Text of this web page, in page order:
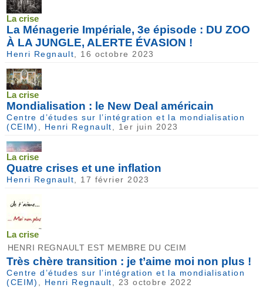
La crise
La Ménagerie Impériale, 3e épisode : DU ZOO
À LA JUNGLE, ALERTE ÉVASION !
Henri Regnault , 16 octobre 2023
La crise
Mondialisation : le New Deal américain
Centre d’études sur l’intégration et la mondialisation
(CEIM)
Henri Regnault , 1er juin 2023
La crise
Quatre crises et une inflation
Henri Regnault , 17 février 2023
La crise
HENRI REGNAULT EST MEMBRE DU CEIM
Très chère transition : je t’aime moi non plus !
Centre d’études sur l’intégration et la mondialisation
(CEIM) , Henri Regnault, 23 octobre 2022